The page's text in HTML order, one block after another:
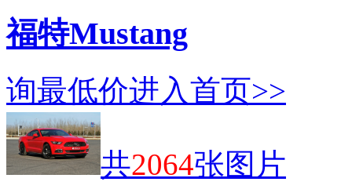
福特Mustang
询最低价进入首页>>
共2064张图片